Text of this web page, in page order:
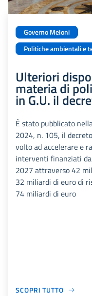
Governo Meloni
Politiche ambientali e
Ulteriori
materia di
in G.U. il
È stato pubblicato
2024, n. 105, il
volto ad accelerare e
interventi finanziati
2027 attraverso 42
32 miliardi di euro di
74 miliardi di euro
SCOPRI TUTTO